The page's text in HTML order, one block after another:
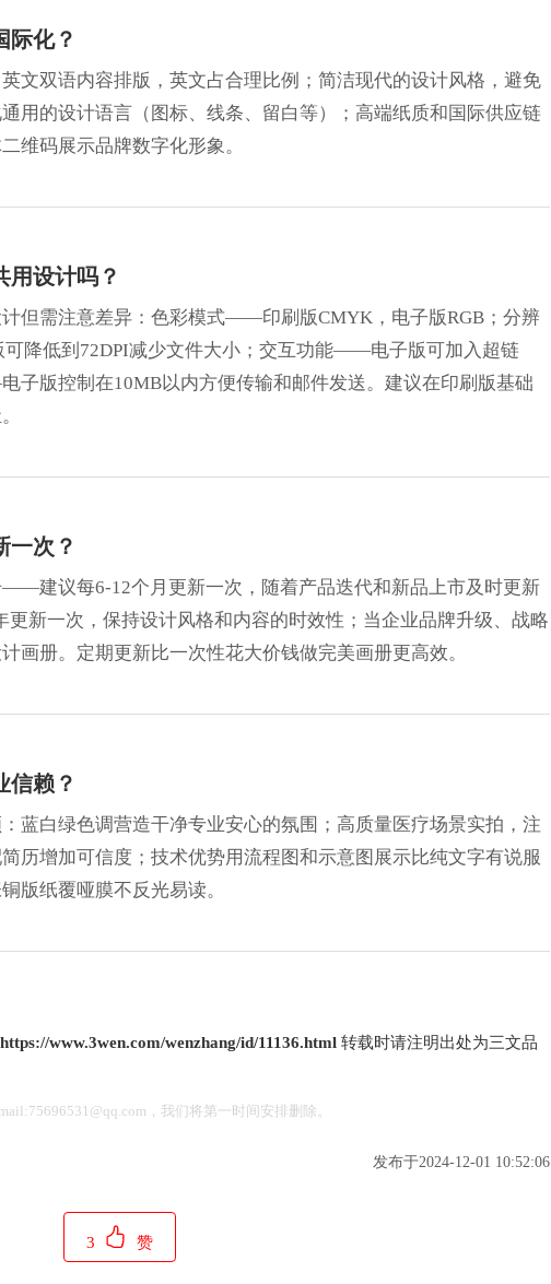
际化？
文双语内容排版，英文占合理比例；简洁现代的设计风格，避免
用的设计语言（图标、线条、留白等）；高端纸质和国际供应链
维码展示品牌数字化形象。
用设计吗？
但需注意差异：色彩模式——印刷版CMYK，电子版RGB；分辨
降低到72DPI减少文件大小；交互功能——电子版可加入超链
版控制在10MB以内方便传输和邮件发送。建议在印刷版基础
一次？
建议每6-12个月更新一次，随着产品迭代和新品上市及时更新
新一次，保持设计风格和内容的时效性；当企业品牌升级、战略
画册。定期更新比一次性花大价钱做完美画册更高效。
信赖？
蓝白绿色调营造干净专业安心的氛围；高质量医疗场景实拍，注
历增加可信度；技术优势用流程图和示意图展示比纯文字有说服
版纸覆哑膜不反光易读。
https://www.3wen.com/wenzhang/id/11136.html转载时请注明出处为三文品
，我们将第一时间安排删除。
发布于2024-12-01 10:52:06
3 赞